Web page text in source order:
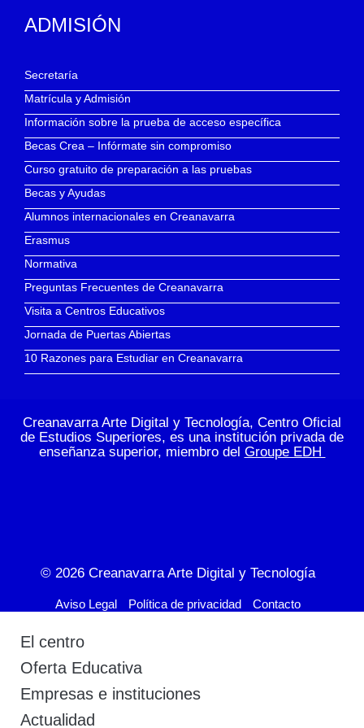
ADMISIÓN
Secretaría
Matrícula y Admisión
Información sobre la prueba de acceso específica
Becas Crea – Infórmate sin compromiso
Curso gratuito de preparación a las pruebas
Becas y Ayudas
Alumnos internacionales en Creanavarra
Erasmus
Normativa
Preguntas Frecuentes de Creanavarra
Visita a Centros Educativos
Jornada de Puertas Abiertas
10 Razones para Estudiar en Creanavarra
Creanavarra Arte Digital y Tecnología, Centro Oficial
de Estudios Superiores, es una institución privada de
enseñanza superior, miembro del Groupe EDH
© 2026 Creanavarra Arte Digital y Tecnología
Aviso Legal Política de privacidad Contacto
El centro
Oferta Educativa
Empresas e instituciones
Actualidad